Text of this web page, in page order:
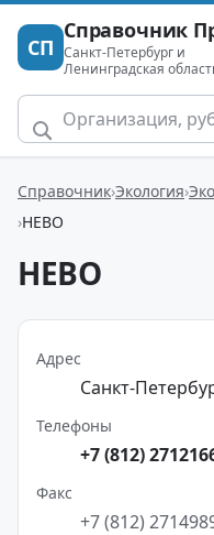
СП
Справочник
Санкт-Петербург и
Ленинградская
Справочник Экология
НЕВО
НЕВО
Адрес
Санкт-
Телефоны
+7 (812)
Факс
+7 (812)